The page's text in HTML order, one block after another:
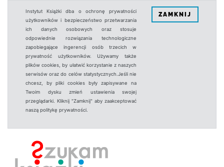
Instytut Książki dba o ochronę prywatności
użytkowników i bezpieczeństwo przetwarzania
ich danych osobowych oraz stosuje
odpowiednie rozwiązania technologiczne
zapobiegające ingerencji osób trzecich w
prywatność użytkowników. Używamy także
plików cookies, by ułatwić korzystanie z naszych
serwisów oraz do celów statystycznych.Jeśli nie
chcesz, by pliki cookies były zapisywane na
Twoim dysku zmień ustawienia swojej
przeglądarki. Kliknij "Zamknij" aby zaakceptować
naszą politykę prywatności.
ZAMKNIJ